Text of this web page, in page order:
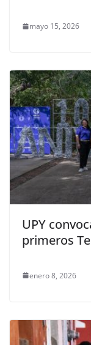
mayo 15, 2026
UPY
primeros
enero 8, 2026